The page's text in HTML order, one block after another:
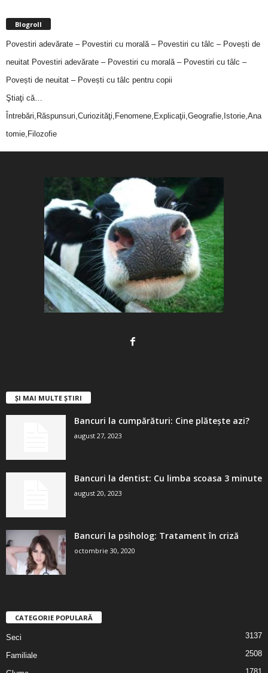
Blogroll
Povestiri adevărate – Povestiri cu morală – Povestiri cu tâlc – Povești de
neuitat Povestiri adevărate – Povestiri cu morală – Povestiri cu tâlc –
Povești de neuitat – Povești cu tâlc pentru copii
Ştiaţi că…
Întrebări,Răspunsuri,Curiozităţi,Fenomene,Explicaţii,Geografie,Istorie,Ana
tomie,Filozofie
ȘI MAI MULTE ȘTIRI
Bancuri la cumpărături: Cine plătește azi?
august 27, 2023
Bancuri la dentist: Cu limba scoasa 3 minute
august 20, 2023
Bancuri la psiholog: Tratament în criză
octombrie 30, 2020
CATEGORIE POPULARĂ
Seci 3137
Familiale 2508